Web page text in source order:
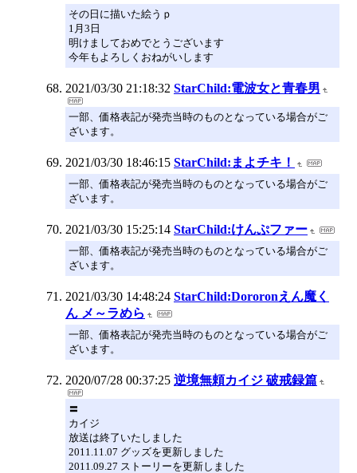
その日に描いた絵うｐ
1月3日
明けましておめでとうございます
今年もよろしくおねがいします
2021/03/30 21:18:32 StarChild:電波女と青春男
一部、価格表記が発売当時のものとなっている場合がご
ざいます。
2021/03/30 18:46:15 StarChild:まよチキ！
一部、価格表記が発売当時のものとなっている場合がご
ざいます。
2021/03/30 15:25:14 StarChild:けんぷファー
一部、価格表記が発売当時のものとなっている場合がご
ざいます。
2021/03/30 14:48:24 StarChild:Dororonえん魔く
ん メ～ラめら
一部、価格表記が発売当時のものとなっている場合がご
ざいます。
2020/07/28 00:37:25 逆境無頼カイジ 破戒録篇
〓
カイジ
放送は終了いたしました
2011.11.07 グッズを更新しました
2011.09.27 ストーリーを更新しました